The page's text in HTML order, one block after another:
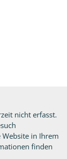
nicht erfasst.
in Ihrem
finden